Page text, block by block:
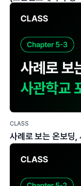
CLASS
사례로 보는 온보딩,